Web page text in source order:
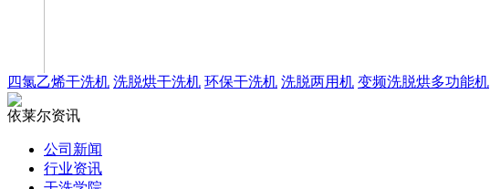
四氯乙烯干洗机 洗脱烘干洗机 环保干洗机 洗脱两用机 变频洗脱烘多功能机
依莱尔资讯
公司新闻
行业资讯